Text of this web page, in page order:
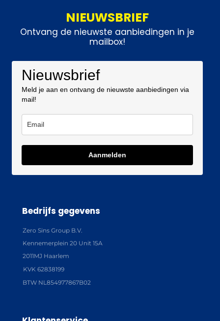
NIEUWSBRIEF
Ontvang de nieuwste aanbiedingen in je
mailbox!
Nieuwsbrief
Meld je aan en ontvang de nieuwste aanbiedingen via
mail!
Aanmelden
Bedrijfs gegevens
Zero Sins Group B.V.
Kennemerplein 20 Unit 15A
2011MJ Haarlem
KVK 62838199
BTW NL854977867B02